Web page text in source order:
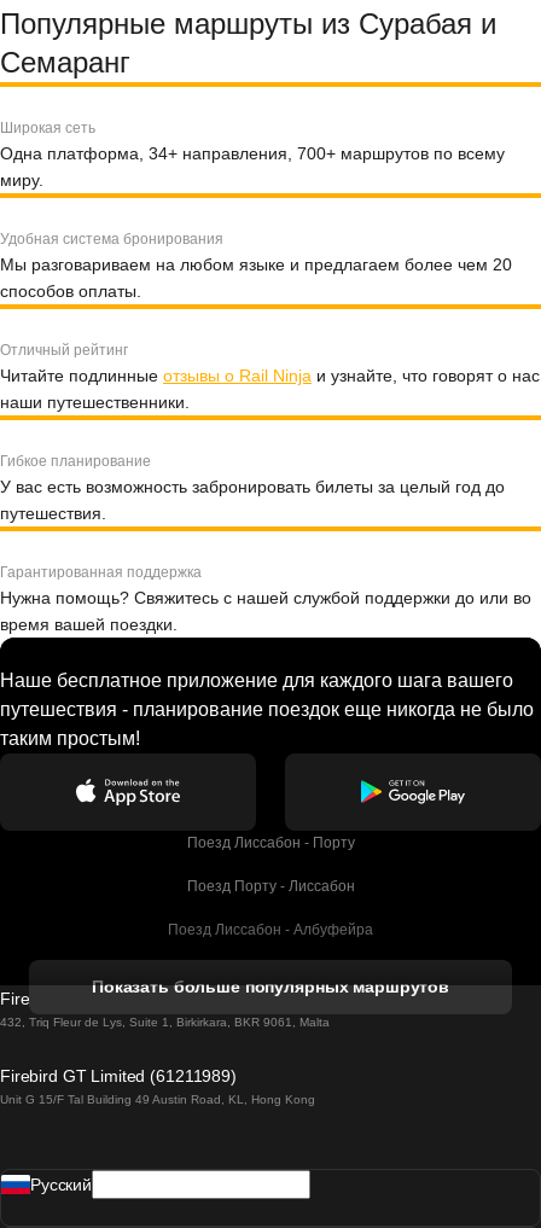
Популярные маршруты из Сурабая и
Семаранг
Широкая сеть
Одна платформа, 34+ направления, 700+ маршрутов по всему
миру.
Удобная система бронирования
Мы разговариваем на любом языке и предлагаем более чем 20
способов оплаты.
Отличный рейтинг
Читайте подлинные отзывы о Rail Ninja и узнайте, что говорят о нас
наши путешественники.
Гибкое планирование
У вас есть возможность забронировать билеты за целый год до
путешествия.
Гарантированная поддержка
Нужна помощь? Свяжитесь с нашей службой поддержки до или во
время вашей поездки.
Наше бесплатное приложение для каждого шага вашего
путешествия - планирование поездок еще никогда не было
таким простым!
Поезд Лиссабон - Порту
Поезд Порту - Лиссабон
Поезд Лиссабон - Албуфейра
Поезд Лиссабон - Лагос
Поезд Лиссабон - Мадрид
Показать больше популярных маршрутов
Firebird GT Limited (OC 1451)
432, Triq Fleur de Lys, Suite 1, Birkirkara, BKR 9061, Malta
Firebird GT Limited (61211989)
Unit G 15/F Tal Building 49 Austin Road, KL, Hong Kong
Pусский